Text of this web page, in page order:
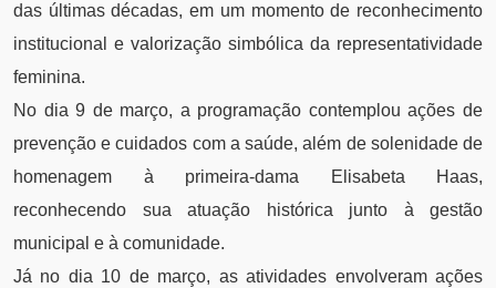
das últimas décadas, em um momento de reconhecimento
institucional e valorização simbólica da representatividade
feminina.
No dia 9 de março, a programação contemplou ações de
prevenção e cuidados com a saúde, além de solenidade de
homenagem à primeira-dama Elisabeta Haas,
reconhecendo sua atuação histórica junto à gestão
municipal e à comunidade.
Já no dia 10 de março, as atividades envolveram ações